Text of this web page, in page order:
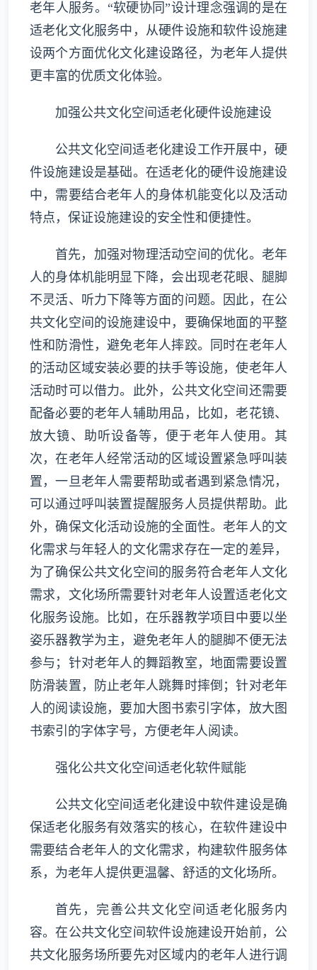
老年人服务。“软硬协同”设计理念强调的是在
适老化文化服务中，从硬件设施和软件设施建
设两个方面优化文化建设路径，为老年人提供
更丰富的优质文化体验。
加强公共文化空间适老化硬件设施建设
公共文化空间适老化建设工作开展中，硬
件设施建设是基础。在适老化的硬件设施建设
中，需要结合老年人的身体机能变化以及活动
特点，保证设施建设的安全性和便捷性。
首先，加强对物理活动空间的优化。老年
人的身体机能明显下降，会出现老花眼、腿脚
不灵活、听力下降等方面的问题。因此，在公
共文化空间的设施建设中，要确保地面的平整
性和防滑性，避免老年人摔跤。同时在老年人
的活动区域安装必要的扶手等设施，使老年人
活动时可以借力。此外，公共文化空间还需要
配备必要的老年人辅助用品，比如，老花镜、
放大镜、助听设备等，便于老年人使用。其
次，在老年人经常活动的区域设置紧急呼叫装
置，一旦老年人需要帮助或者遇到紧急情况，
可以通过呼叫装置提醒服务人员提供帮助。此
外，确保文化活动设施的全面性。老年人的文
化需求与年轻人的文化需求存在一定的差异，
为了确保公共文化空间的服务符合老年人文化
需求，文化场所需要针对老年人设置适老化文
化服务设施。比如，在乐器教学项目中要以坐
姿乐器教学为主，避免老年人的腿脚不便无法
参与；针对老年人的舞蹈教室，地面需要设置
防滑装置，防止老年人跳舞时摔倒；针对老年
人的阅读设施，要加大图书索引字体，放大图
书索引的字体字号，方便老年人阅读。
强化公共文化空间适老化软件赋能
公共文化空间适老化建设中软件建设是确
保适老化服务有效落实的核心，在软件建设中
需要结合老年人的文化需求，构建软件服务体
系，为老年人提供更温馨、舒适的文化场所。
首先，完善公共文化空间适老化服务内
容。在公共文化空间软件设施建设开始前，公
共文化服务场所要先对区域内的老年人进行调